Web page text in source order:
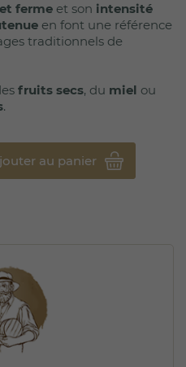
ferme et son intensité
en font une référence
traditionnels de
fruits secs, du miel ou
.
au panier